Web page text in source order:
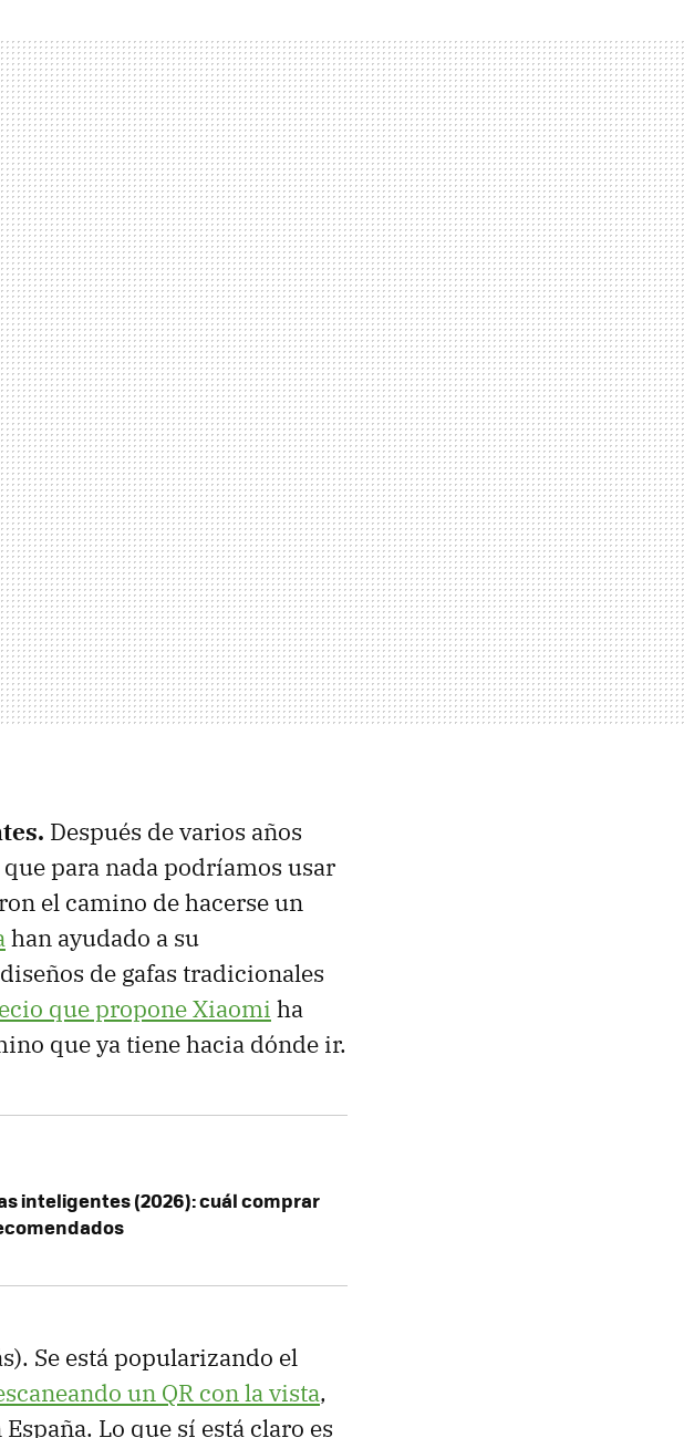
Después de varios años
para nada podríamos usar
el camino de hacerse un
han ayudado a su
de gafas tradicionales
que propone Xiaomi ha
que ya tiene hacia dónde ir.
inteligentes (2026): cuál comprar
Se está popularizando el
un QR con la vista,
Lo que sí está claro es